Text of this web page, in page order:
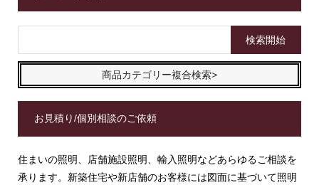
商品カテゴリー複合検索>
お見積り/個別相談のご依頼
住まいの照明、店舗施設照明、輸入照明などあらゆるご相談を
承ります。新築住宅や新店舗のお客様には図面に基づいて照明